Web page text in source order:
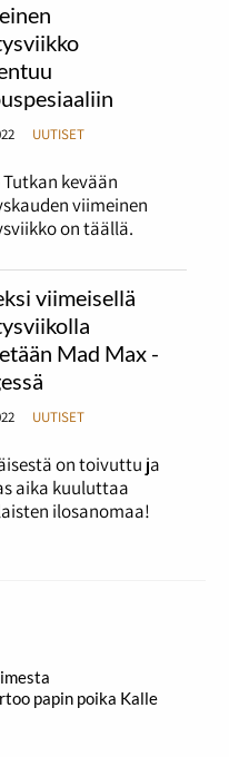
UUTISET
kevään
viimeinen
on täällä.
viimeisellä
Mad Max -
UUTISET
on toivuttu ja
aika kuuluttaa
ilosanomaa!
papin poika Kalle